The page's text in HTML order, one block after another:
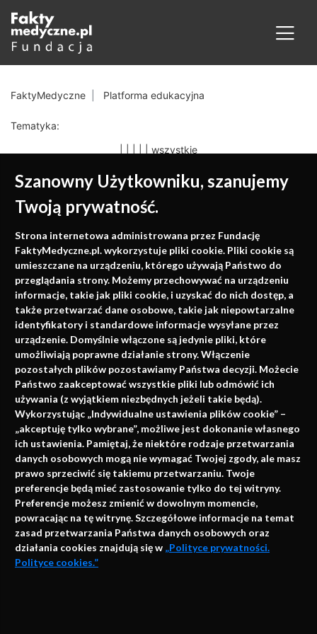
Szanowny Użytkowniku, szanujemy
Twoją prywatność.
Strona internetowa administrowana przez Fundację
FaktyMedyczne.pl. wykorzystuje pliki cookie. Pliki cookie są
umieszczane na urządzeniu, którego używają Państwo do
przeglądania strony. Możemy przechowywać na urządzeniu
informacje, takie jak pliki cookie, i uzyskać do nich dostęp, a
także przetwarzać dane osobowe, takie jak niepowtarzalne
identyfikatory i standardowe informacje wysyłane przez
urządzenie. Domyślnie włączone są jedynie pliki, które
umożliwiają poprawne działanie strony. Włączenie
pozostałych plików pozostawiamy Państwa decyzji. Możecie
Państwo zaakceptować wszystkie pliki lub odmówić ich
używania (z wyjątkiem niezbędnych jeżeli takie będą).
Wykorzystując „Indywidualne ustawienia plików cookie” –
„akceptuję tylko wybrane”, możliwe jest dokonanie własnego
ich ustawienia. Pamiętaj, że niektóre rodzaje przetwarzania
danych osobowych mogą nie wymagać Twojej zgody, ale masz
prawo sprzeciwić się takiemu przetwarzaniu. Twoje
preferencje będą mieć zastosowanie tylko do tej witryny.
Preferencje możesz zmienić w dowolnym momencie,
powracając na tę witrynę. Szczegółowe informacje na temat
zasad przetwarzania Państwa danych osobowych oraz
działania cookies znajdują się w „Polityce prywatności.
Polityce cookies.”
FaktyMedyczne Platforma edukacyjna
Tematyka:
wszystkie
Medycyna oparta na
faktach
Konferencje, szkolenia, e-learning, wydawnictwo
Napisz do nas
info@faktymedyczne.pl
ul. Towarowa 2
43-460 Wisła
Redakcja medyczna:
ul. Wolności 338b